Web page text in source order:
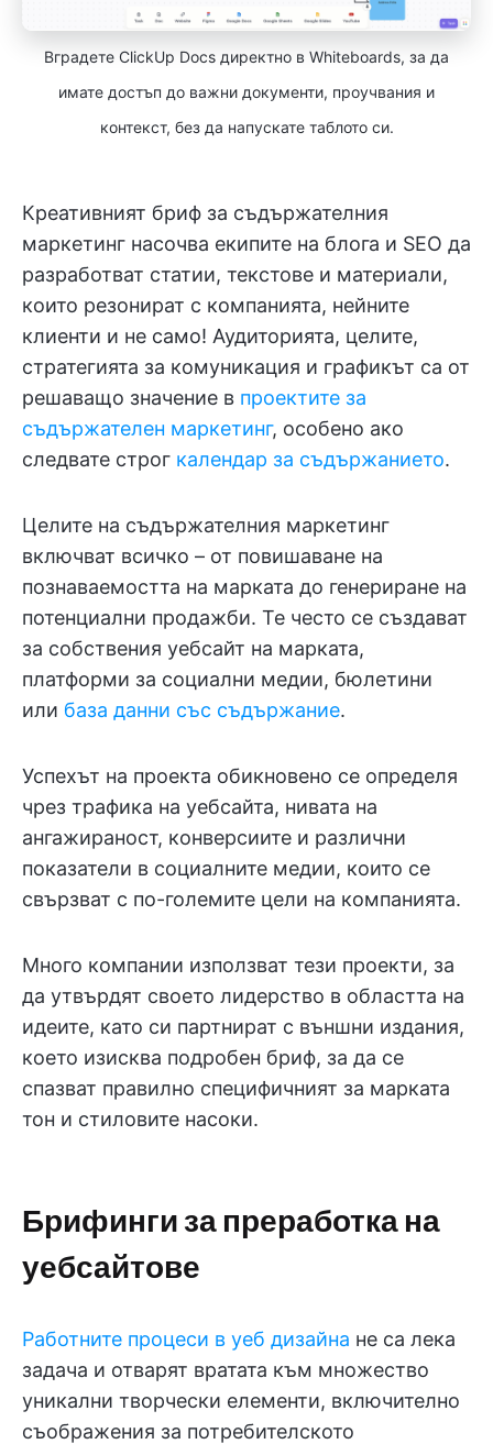
Вградете ClickUp Docs директно в Whiteboards, за да
имате достъп до важни документи, проучвания и
контекст, без да напускате таблото си.
Креативният бриф за съдържателния
маркетинг насочва екипите на блога и SEO да
разработват статии, текстове и материали,
които резонират с компанията, нейните
клиенти и не само! Аудиторията, целите,
стратегията за комуникация и графикът са от
решаващо значение в проектите за
съдържателен маркетинг, особено ако
следвате строг календар за съдържанието.
Целите на съдържателния маркетинг
включват всичко – от повишаване на
познаваемостта на марката до генериране на
потенциални продажби. Те често се създават
за собствения уебсайт на марката,
платформи за социални медии, бюлетини
или база данни със съдържание.
Успехът на проекта обикновено се определя
чрез трафика на уебсайта, нивата на
ангажираност, конверсиите и различни
показатели в социалните медии, които се
свързват с по-големите цели на компанията.
Много компании използват тези проекти, за
да утвърдят своето лидерство в областта на
идеите, като си партнират с външни издания,
което изисква подробен бриф, за да се
спазват правилно специфичният за марката
тон и стиловите насоки.
Брифинги за преработка на
уебсайтове
Работните процеси в уеб дизайна не са лека
задача и отварят вратата към множество
уникални творчески елементи, включително
съображения за потребителското